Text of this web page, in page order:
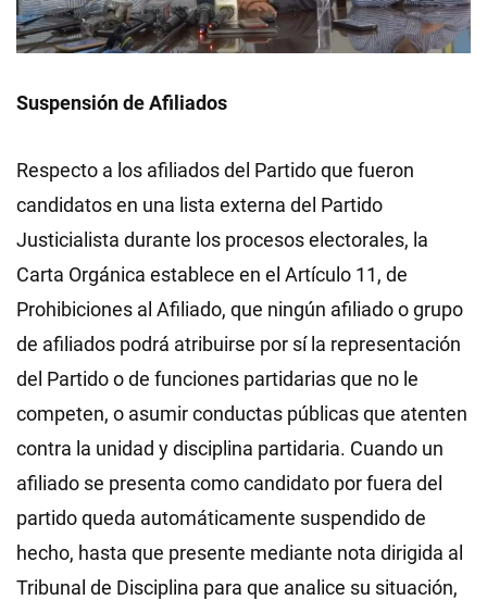
Suspensión de Afiliados
Respecto a los afiliados del Partido que fueron
candidatos en una lista externa del Partido
Justicialista durante los procesos electorales, la
Carta Orgánica establece en el Artículo 11, de
Prohibiciones al Afiliado, que ningún afiliado o grupo
de afiliados podrá atribuirse por sí la representación
del Partido o de funciones partidarias que no le
competen, o asumir conductas públicas que atenten
contra la unidad y disciplina partidaria. Cuando un
afiliado se presenta como candidato por fuera del
partido queda automáticamente suspendido de
hecho, hasta que presente mediante nota dirigida al
Tribunal de Disciplina para que analice su situación,